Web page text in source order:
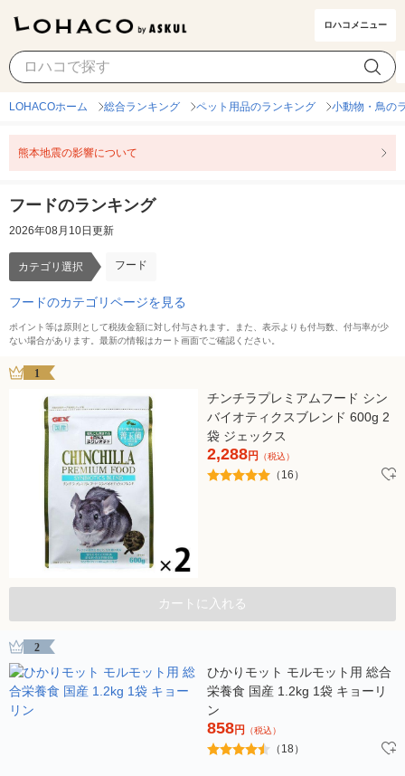
ロハコメニュー
フード カテゴリ選択
LOHACOホーム 総合ランキング ペット用品のランキング 小動物・鳥の
熊本地震の影響について
フードのランキング
2026年08月10日更新
カテゴリ選択 フード
フードのカテゴリページを見る
ポイント等は原則として税抜金額に対し付与されます。また、表示よりも付与数、付与率が少
ない場合があります。最新の情報はカート画面でご確認ください。
1
チンチラプレミアムフード シン
バイオティクスブレンド 600g 2
袋 ジェックス
2,288円 （税込）
（16）
カートに入れる
2
ひかりモット モルモット用 総合
栄養食 国産 1.2kg 1袋 キョーリ
ン
858円 （税込）
（18）